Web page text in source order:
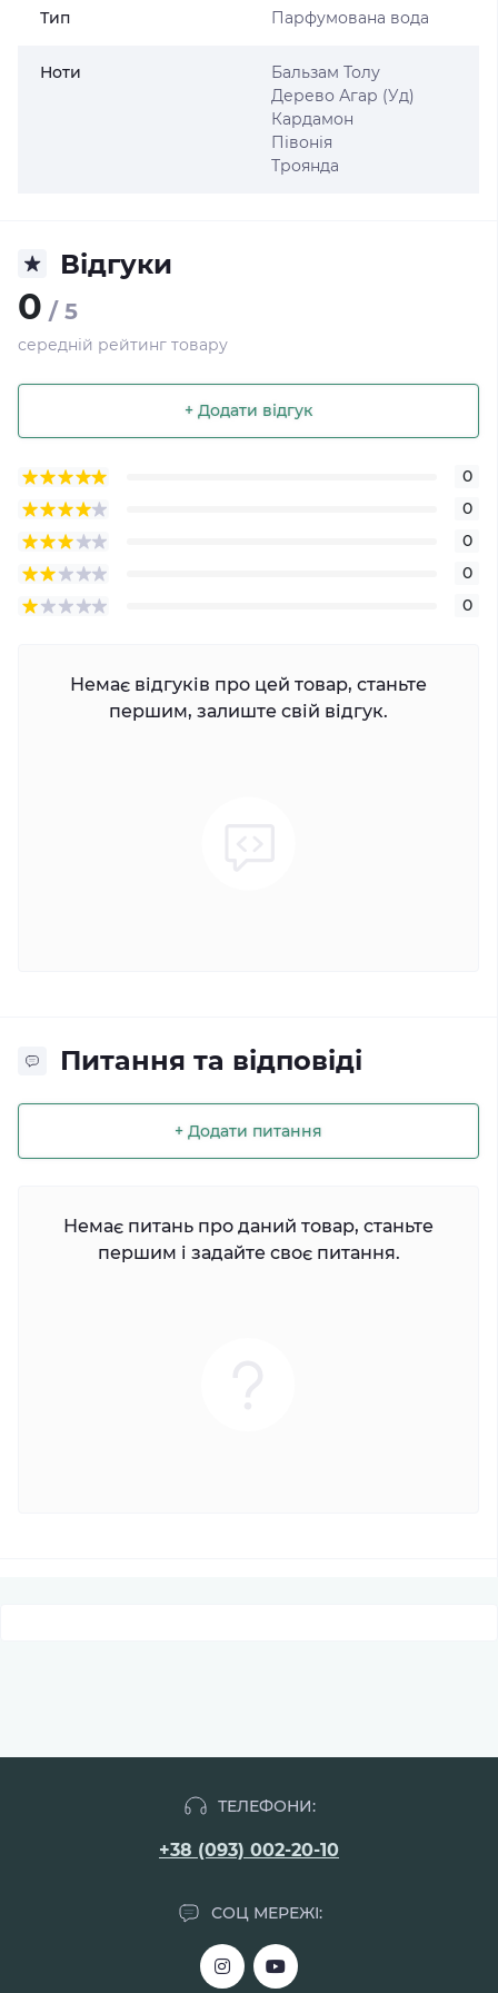
Тип Парфумована вода
Ноти
Бальзам Толу
Дерево Агар (Уд)
Кардамон
Півонія
Троянда
Відгуки
0 / 5
середній рейтинг товару
+ Додати відгук
0
0
0
0
0
Немає відгуків про цей товар, станьте
першим, залиште свій відгук.
Питання та відповіді
+ Додати питання
Немає питань про даний товар, станьте
першим і задайте своє питання.
ТЕЛЕФОНИ:
+38 (093) 002-20-10
СОЦ МЕРЕЖІ: